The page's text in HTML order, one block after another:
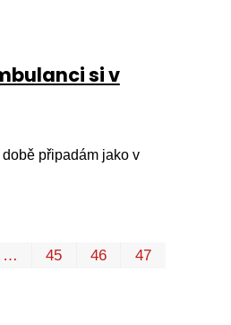
si v
připadám jako v
… 45 46
47